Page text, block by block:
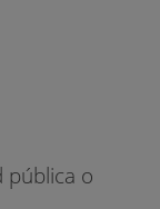
pública o